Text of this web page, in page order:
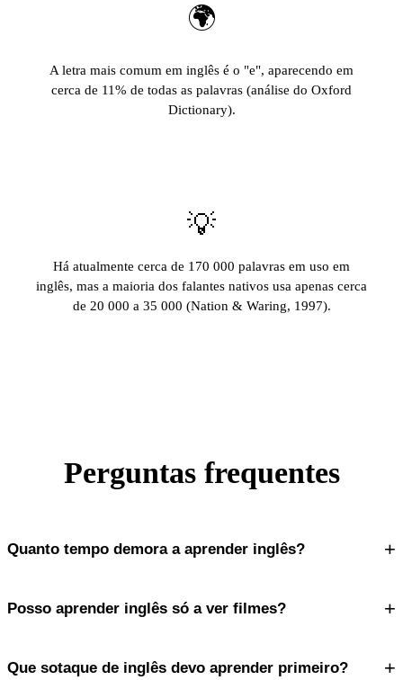
🌍
A letra mais comum em inglês é o "e", aparecendo em
cerca de 11% de todas as palavras (análise do Oxford
Dictionary).
💡
Há atualmente cerca de 170 000 palavras em uso em
inglês, mas a maioria dos falantes nativos usa apenas cerca
de 20 000 a 35 000 (Nation & Waring, 1997).
Perguntas frequentes
Quanto tempo demora a aprender inglês? +
Posso aprender inglês só a ver filmes? +
Que sotaque de inglês devo aprender primeiro? +